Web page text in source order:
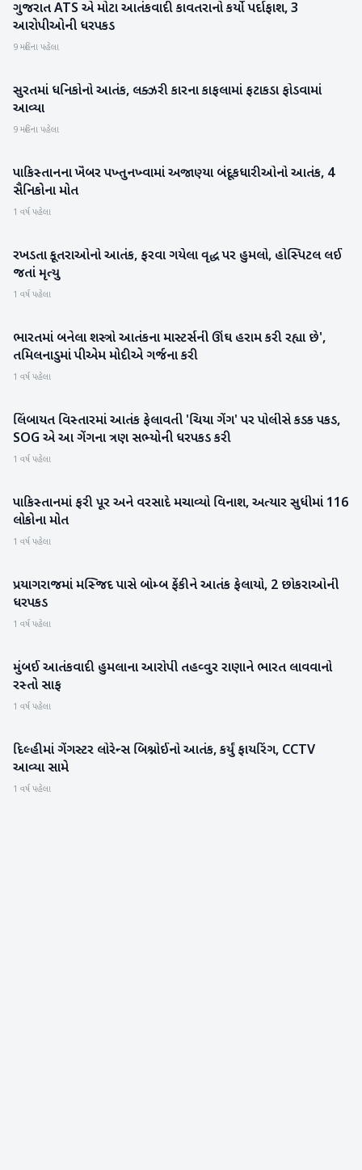
રાષ્ટ્રીય
ગુજરાત ATS એ મોટા આતંકવાદી કાવતરાનો કર્યો પર્દાફાશ, 3
આરોપીઓની ધરપકડ
9 મહિના પહેલા
ગુજરાત
સુરતમાં ધનિકોનો આતંક, લક્ઝરી કારના કાફલામાં ફટાકડા ફોડવામાં
આવ્યા
9 મહિના પહેલા
રાષ્ટ્રીય
પાકિસ્તાનના ખૈબર પખ્તુનખ્વામાં અજાણ્યા બંદૂકધારીઓનો આતંક, 4
સૈનિકોના મોત
1 વર્ષ પહેલા
રાષ્ટ્રીય
રખડતા કૂતરાઓનો આતંક, ફરવા ગયેલા વૃદ્ધ પર હુમલો, હોસ્પિટલ લઈ
જતાં મૃત્યુ
1 વર્ષ પહેલા
રાષ્ટ્રીય
ભારતમાં બનેલા શસ્ત્રો આતંકના માસ્ટર્સની ઊંઘ હરામ કરી રહ્યા છે',
તમિલનાડુમાં પીએમ મોદીએ ગર્જના કરી
1 વર્ષ પહેલા
રાષ્ટ્રીય
લિંબાયત વિસ્તારમાં આતંક ફેલાવતી 'ચિયા ગેંગ' પર પોલીસે કડક પકડ,
SOG એ આ ગેંગના ત્રણ સભ્યોની ધરપકડ કરી
1 વર્ષ પહેલા
આંતરરાષ્ટ્રીય
પાકિસ્તાનમાં ફરી પૂર અને વરસાદે મચાવ્યો વિનાશ, અત્યાર સુધીમાં 116
લોકોના મોત
1 વર્ષ પહેલા
રાષ્ટ્રીય
પ્રયાગરાજમાં મસ્જિદ પાસે બોમ્બ ફેંકીને આતંક ફેલાયો, 2 છોકરાઓની
ધરપકડ
1 વર્ષ પહેલા
આંતરરાષ્ટ્રીય
મુંબઈ આતંકવાદી હુમલાના આરોપી તહવ્વુર રાણાને ભારત લાવવાનો
રસ્તો સાફ
1 વર્ષ પહેલા
રાષ્ટ્રીય
દિલ્હીમાં ગેંગસ્ટર લોરેન્સ બિશ્નોઈનો આતંક, કર્યું ફાયરિંગ, CCTV
આવ્યા સામે
1 વર્ષ પહેલા